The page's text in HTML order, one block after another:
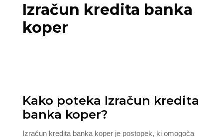
Izračun kredita banka
koper
Kako poteka Izračun kredita
banka koper?
Izračun kredita banka koper je postopek, ki omogoča